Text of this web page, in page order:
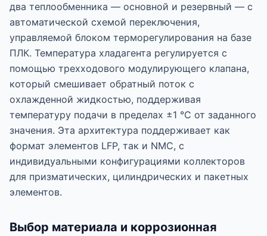
два теплообменника — основной и резервный — с
автоматической схемой переключения,
управляемой блоком терморегулирования на базе
ПЛК. Температура хладагента регулируется с
помощью трехходового модулирующего клапана,
который смешивает обратный поток с
охлажденной жидкостью, поддерживая
температуру подачи в пределах ±1 °C от заданного
значения. Эта архитектура поддерживает как
формат элементов LFP, так и NMC, с
индивидуальными конфигурациями коллекторов
для призматических, цилиндрических и пакетных
элементов.
Выбор материала и коррозионная